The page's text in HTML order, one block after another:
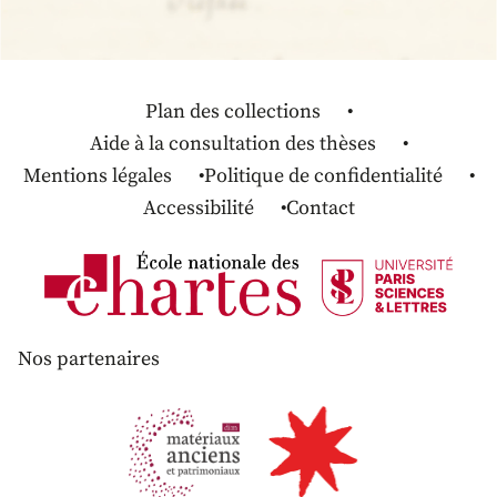
Plan des collections
Aide à la consultation des thèses
Mentions légales
Politique de confidentialité
Accessibilité
Contact
Nos partenaires